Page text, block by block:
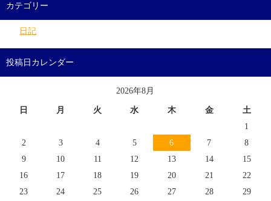
カテゴリー
日記
投稿日カレンダー
2026年8月
日 月 火 水 木 金
土
1
2
3 4 5 6 7
8
9
10 11 12 13 14
15
16
17 18 19 20 21
22
23
24 25 26 27 28 29